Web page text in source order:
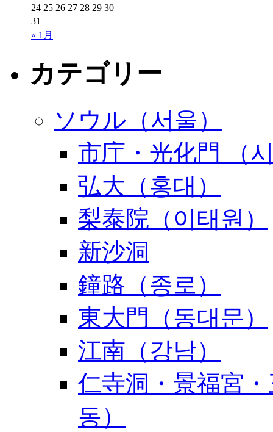
« 1月
24 25 26 27 28 29 30
31
カテゴリー
ソウル（서울）
市庁・光化門 （
弘大（홍대）
梨泰院（이태원）
新沙洞
鐘路（종로）
東大門（동대문）
江南（강남）
仁寺洞・景福宮
동）